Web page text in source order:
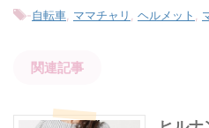
-自転車 ママチャリ ヘルメット
関連記事